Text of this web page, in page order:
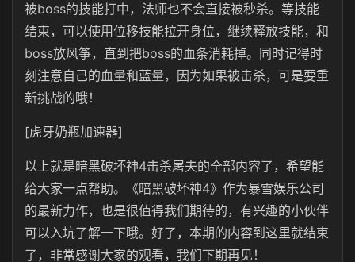
被boss的技能打中，法师也不会直接被秒杀。等技能
结束，可以使用位移技能拉开身位，继续释放技能，和
boss放风筝，直到把boss的血条消耗掉。同时记得时
刻注意自己的血量和蓝量，因为如果被击杀，可是要重
新挑战的哦！
[虎牙奶瓶加速器]
以上就是暗黑破坏神4击杀屠夫的全部内容了，希望能
给大家一点帮助。《暗黑破坏神4》作为暴雪娱乐公司
的最新力作，也是很值得我们期待的，有兴趣的小伙伴
可以入坑了解一下哦。好了，本期的内容到这里就结束
了，非常感谢大家的观看，我们下期再见！